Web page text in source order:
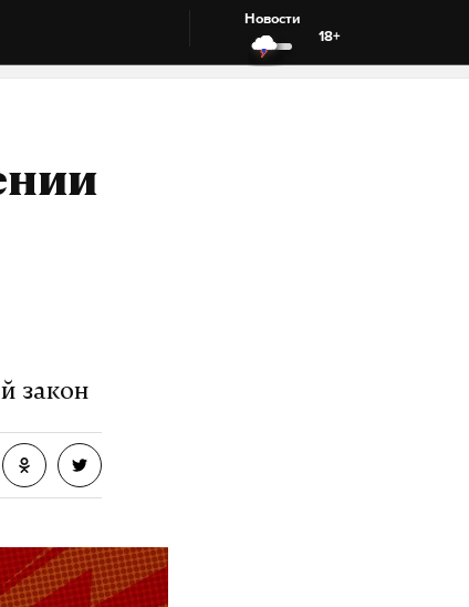
Новости
18+
закон